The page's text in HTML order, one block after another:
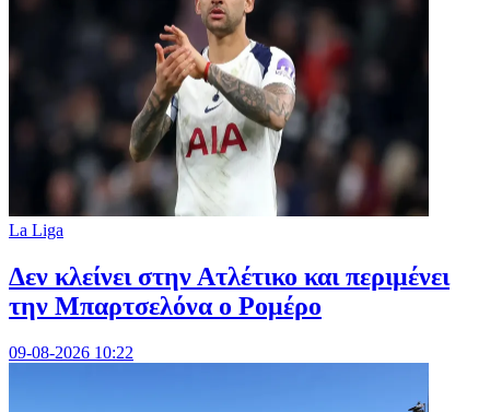
La Liga
Δεν κλείνει στην Ατλέτικο και περιμένει
την Μπαρτσελόνα ο Ρομέρο
09-08-2026 10:22